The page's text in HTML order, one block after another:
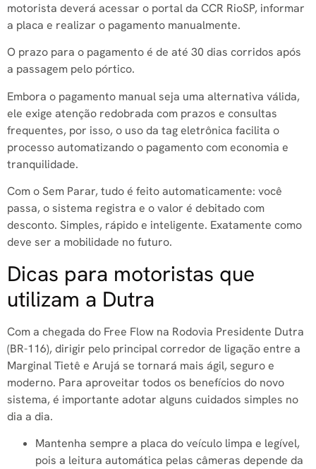
motorista deverá acessar o portal da CCR RioSP, informar
a placa e realizar o pagamento manualmente.
O prazo para o pagamento é de até 30 dias corridos após
a passagem pelo pórtico.
Embora o pagamento manual seja uma alternativa válida,
ele exige atenção redobrada com prazos e consultas
frequentes, por isso, o uso da tag eletrônica facilita o
processo automatizando o pagamento com economia e
tranquilidade.
Com o Sem Parar, tudo é feito automaticamente: você
passa, o sistema registra e o valor é debitado com
desconto. Simples, rápido e inteligente. Exatamente como
deve ser a mobilidade no futuro.
Dicas para motoristas que
utilizam a Dutra
Com a chegada do Free Flow na Rodovia Presidente Dutra
(BR-116), dirigir pelo principal corredor de ligação entre a
Marginal Tietê e Arujá se tornará mais ágil, seguro e
moderno. Para aproveitar todos os benefícios do novo
sistema, é importante adotar alguns cuidados simples no
dia a dia.
Mantenha sempre a placa do veículo limpa e legível,
pois a leitura automática pelas câmeras depende da